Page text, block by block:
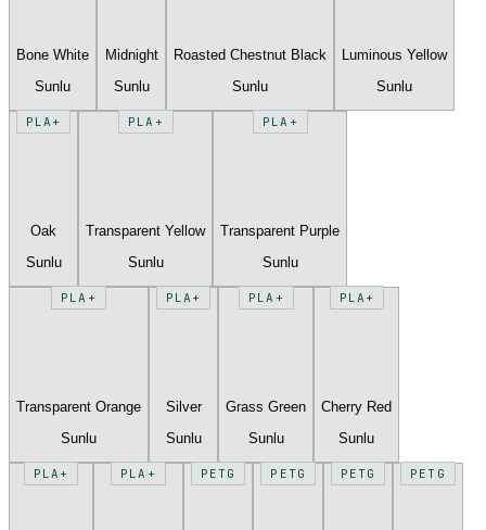
Bone White
Sunlu
Midnight
Sunlu
Roasted Chestnut Black
Sunlu
Luminous Yellow
Sunlu
PLA+
Oak
Sunlu
PLA+
Transparent Yellow
Sunlu
PLA+
Transparent Purple
Sunlu
PLA+
Transparent Orange
Sunlu
PLA+
Silver
Sunlu
PLA+
Grass Green
Sunlu
PLA+
Cherry Red
Sunlu
PLA+ PLA+ PETG PETG PETG PETG